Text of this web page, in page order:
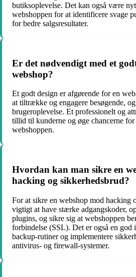
butiksoplevelse. Det kan også være
webshoppen for at identificere svage
for bedre salgsresultater.
Er det nødvendigt med et
webshop?
Et godt design er afgørende for en
at tiltrække og engagere besøgende,
brugeroplevelse. Et professionelt og
tillid til kunderne og øge chancerne for
webshoppen.
Hvordan kan man sikre en
hacking og sikkerhedsbrud?
For at sikre en webshop mod hacking
vigtigt at have stærke adgangskoder,
plugins, og sikre sig at webshoppen
forbindelse (SSL). Det er også en god
backup-rutiner og implementere
antivirus- og firewall-systemer.